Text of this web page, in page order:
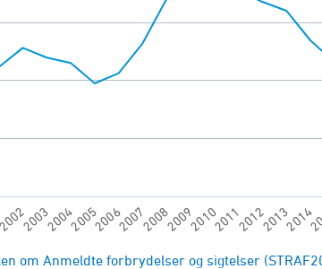
displaying categories.
displaying Antal. Range: 10000 to
200320042005200620072008200920102011201220132014
om Anmeldte forbrydelser og sigtelser